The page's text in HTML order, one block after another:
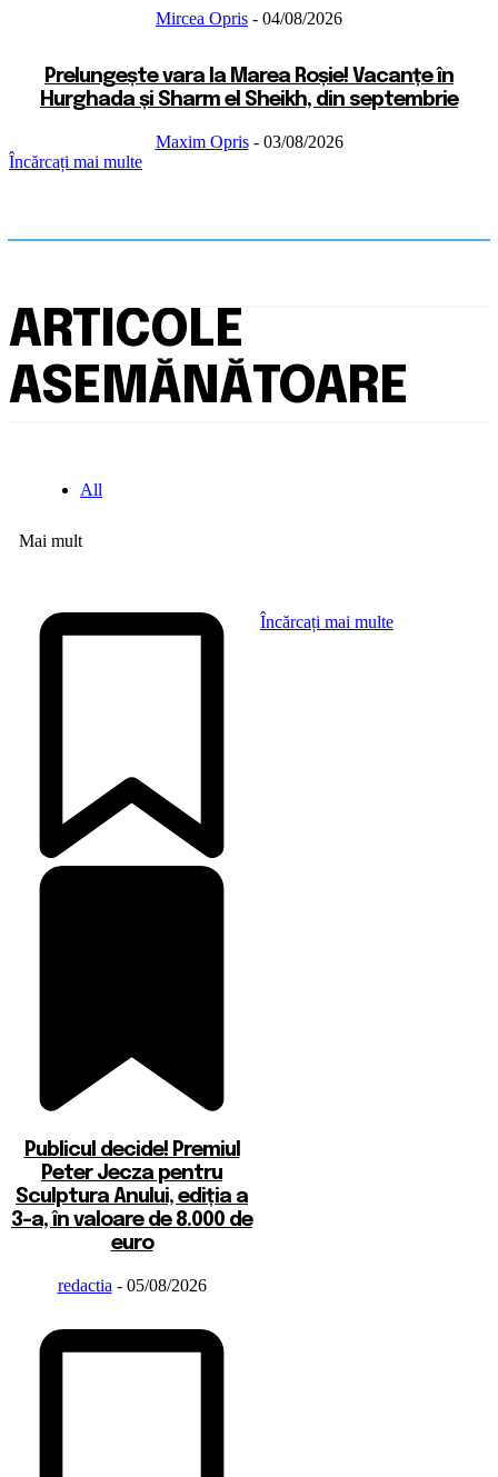
Mircea Opris - 04/08/2026
Prelungește vara la Marea Roșie! Vacanțe în
Hurghada și Sharm el Sheikh, din septembrie
Maxim Opris - 03/08/2026
Încărcați mai multe
ARTICOLE
ASEMĂNĂTOARE
All
Mai mult
Publicul decide! Premiul
Peter Jecza pentru
Sculptura Anului, ediția a
3-a, în valoare de 8.000 de
euro
redactia - 05/08/2026
Încărcați mai multe